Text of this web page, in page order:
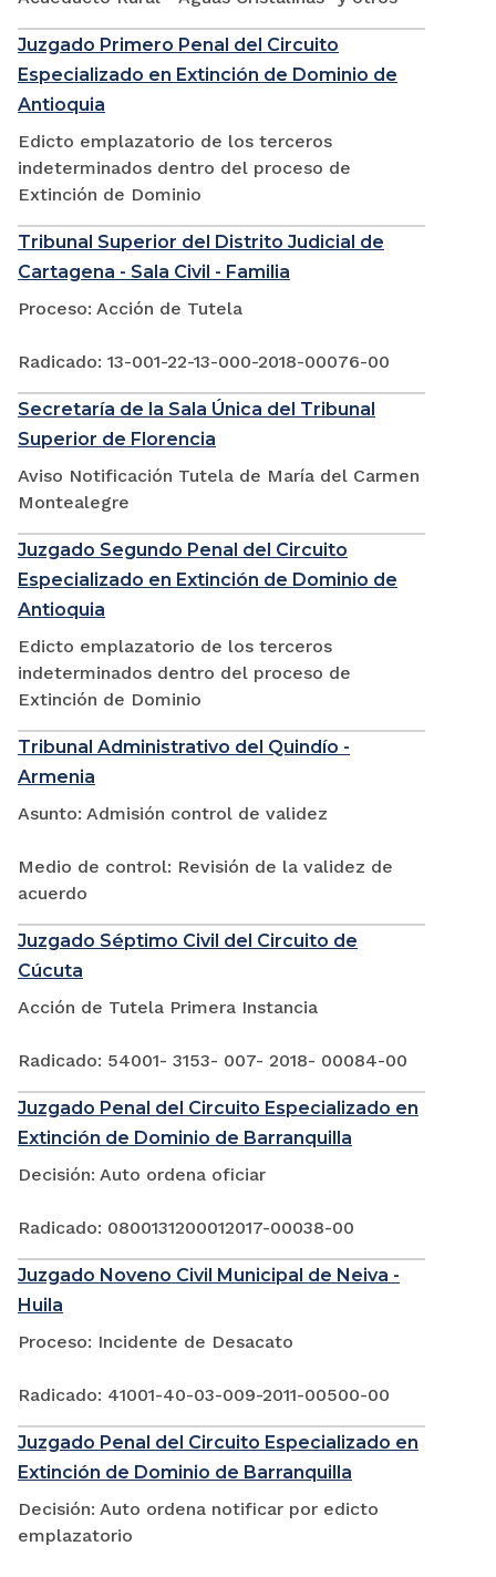
Juzgado Primero Penal del Circuito
Especializado en Extinción de Dominio de
Antioquia
Edicto emplazatorio de los terceros
indeterminados dentro del proceso de
Extinción de Dominio
Tribunal Superior del Distrito Judicial de
Cartagena - Sala Civil - Familia
Proceso: Acción de Tutela
Radicado: 13-001-22-13-000-2018-00076-00
Secretaría de la Sala Única del Tribunal
Superior de Florencia
Aviso Notificación Tutela de María del Carmen
Montealegre
Juzgado Segundo Penal del Circuito
Especializado en Extinción de Dominio de
Antioquia
Edicto emplazatorio de los terceros
indeterminados dentro del proceso de
Extinción de Dominio
Tribunal Administrativo del Quindío -
Armenia
Asunto: Admisión control de validez
Medio de control: Revisión de la validez de
acuerdo
Juzgado Séptimo Civil del Circuito de
Cúcuta
Acción de Tutela Primera Instancia
Radicado: 54001- 3153- 007- 2018- 00084-00
Juzgado Penal del Circuito Especializado en
Extinción de Dominio de Barranquilla
Decisión: Auto ordena oficiar
Radicado: 0800131200012017-00038-00
Juzgado Noveno Civil Municipal de Neiva -
Huila
Proceso: Incidente de Desacato
Radicado: 41001-40-03-009-2011-00500-00
Juzgado Penal del Circuito Especializado en
Extinción de Dominio de Barranquilla
Decisión: Auto ordena notificar por edicto
emplazatorio